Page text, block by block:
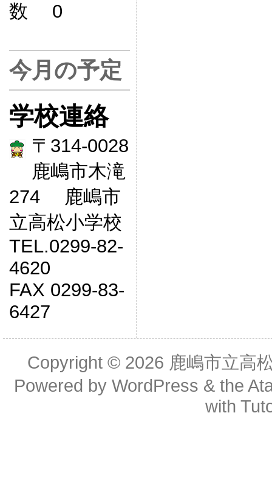
数 0
今月の予定
学校連絡
〒314-0028
鹿嶋市木滝
274 鹿嶋市
立高松小学校
TEL.0299-82-
4620
FAX 0299-83-
6427
Copyright © 2026 鹿嶋市立高
Powered byWordPress & the
with